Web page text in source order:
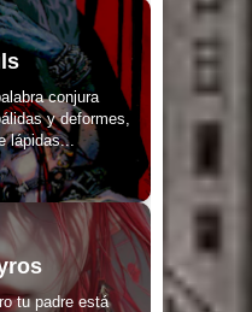
conjura
y deformes,
lápidas...
tu padre está